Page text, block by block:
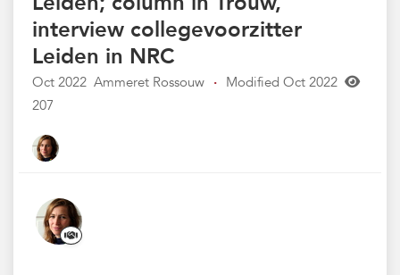
interview collegevoorzitter
Leiden in NRC
Oct 2022 Ammeret Rossouw · Modified Oct 2022
207